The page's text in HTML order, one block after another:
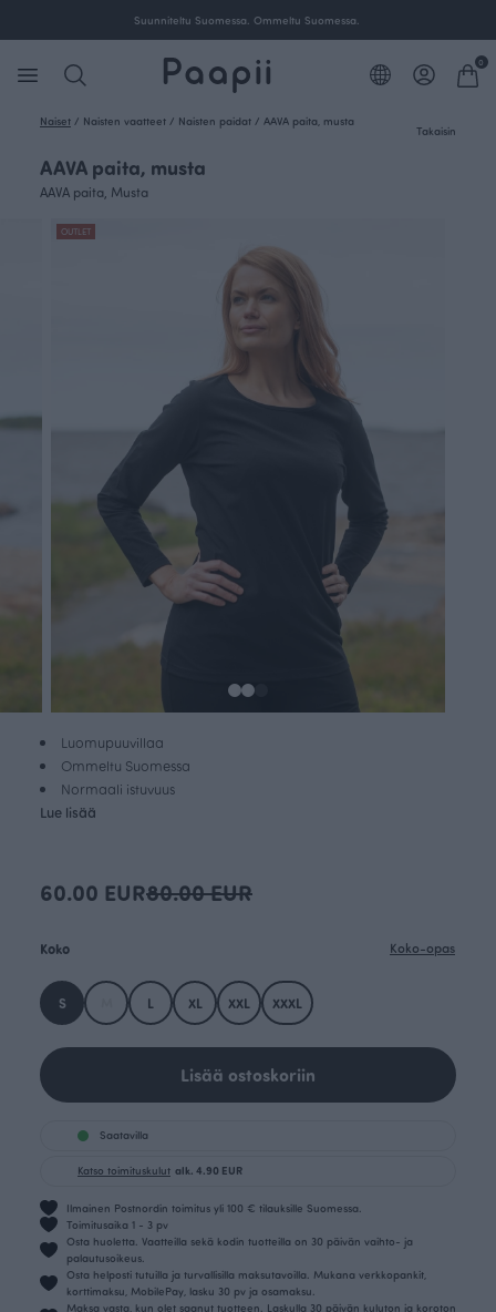
Suunniteltu Suomessa. Ommeltu Suomessa.
0
Naiset / Naisten vaatteet / Naisten paidat / AAVA paita, musta
Takaisin
AAVA paita, musta
AAVA paita, Musta
OUTLET
Luomupuuvillaa
Ommeltu Suomessa
Normaali istuvuus
Lue lisää
60.00 EUR80.00 EUR
Koko Koko-opas
S L XL XXL XXXL
Lisää ostoskoriin
Saatavilla
Katso toimituskulut alk. 4.90 EUR
Ilmainen Postnordin toimitus yli 100 € tilauksille Suomessa.
Toimitusaika 1 - 3 pv
Osta huoletta. Vaatteilla sekä kodin tuotteilla on 30 päivän vaihto- ja
palautusoikeus.
Osta helposti tutuilla ja turvallisilla maksutavoilla. Mukana verkkopankit,
korttimaksu, MobilePay, lasku 30 pv ja osamaksu.
Maksa vasta, kun olet saanut tuotteen. Laskulla 30 päivän kuluton ja koroton